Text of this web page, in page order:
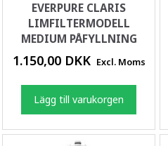
EVERPURE CLARIS
LIMFILTERMODELL
MEDIUM PÅFYLLNING
1.150,00 DKK Excl. Moms
Lägg till varukorgen